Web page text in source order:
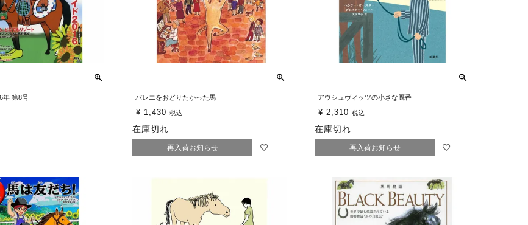
年 第8号 バレエをおどりたかった馬
¥ 1,430 税込
在庫切れ
再入荷お知らせ
アウシュヴィッツの小さな厩番
¥ 2,310 税込
在庫切れ
再入荷お知らせ